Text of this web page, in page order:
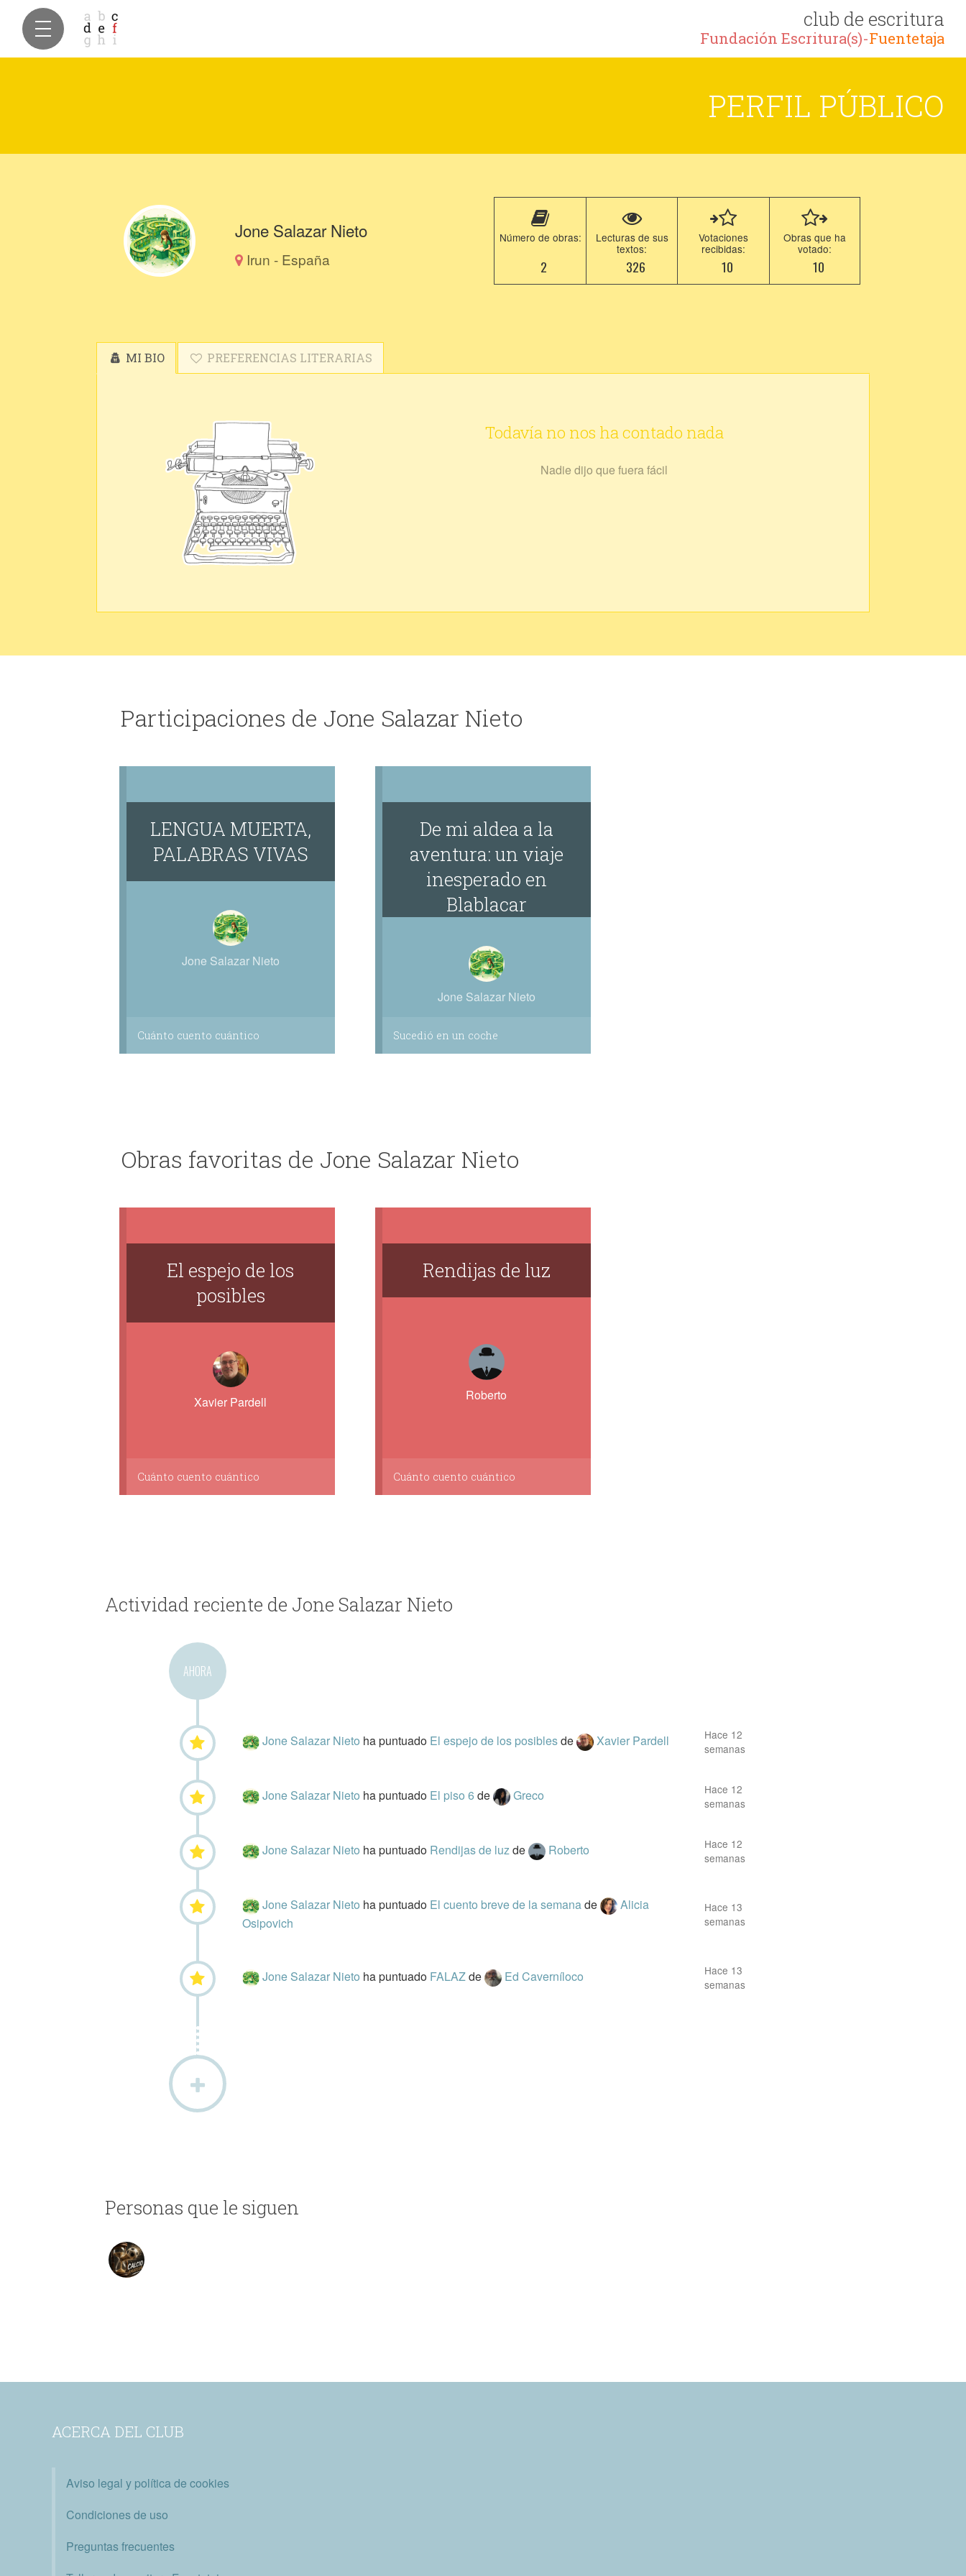
club de escritura
Fundación Escritura(s)-Fuentetaja
PERFIL PÚBLICO
Jone Salazar Nieto
Irun - España
Número de obras:
2
Lecturas de sus
textos:
326
Votaciones
recibidas:
10
Obras que ha
votado:
10
MI BIO PREFERENCIAS LITERARIAS
Todavía no nos ha contado nada
Nadie dijo que fuera fácil
Participaciones de Jone Salazar Nieto
LENGUA MUERTA,
PALABRAS VIVAS
Jone Salazar Nieto
Cuánto cuento cuántico
De mi aldea a la
aventura: un viaje
inesperado en
Blablacar
Jone Salazar Nieto
Sucedió en un coche
Obras favoritas de Jone Salazar Nieto
El espejo de los
posibles
Xavier Pardell
Cuánto cuento cuántico
Rendijas de luz
Roberto
Cuánto cuento cuántico
Actividad reciente de Jone Salazar Nieto
AHORA
Jone Salazar Nieto ha puntuado El espejo de los posiblesde Xavier Pardell
Hace 12
semanas
Jone Salazar Nieto ha puntuado El piso 6de Greco
Hace 12
semanas
Jone Salazar Nieto ha puntuado Rendijas de luzde Roberto
Hace 12
semanas
Jone Salazar Nieto ha puntuado El cuento breve de la semanade
Alicia
Osipovich
Hace 13
semanas
Jone Salazar Nieto ha puntuado FALAZde Ed Caverníloco
Hace 13
semanas
Personas que le siguen
ACERCA DEL CLUB
Aviso legal y política de cookies
Condiciones de uso
Preguntas frecuentes